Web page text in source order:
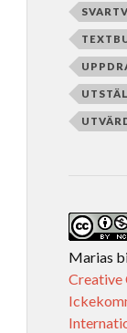
Marias
Creative